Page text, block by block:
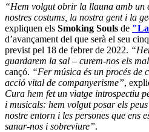
“Hem volgut obrir la llauna amb un
nostres costums, la nostra gent i la
expliquen els Smoking Souls de
d’avançament del que serà el seu
previst pel 18 de febrer de 2022.
guardarem la sal – curem-nos els
cançó. “Fer música és un procés de
acció vital de companyerisme”,
Cura hem fet un viatge introspectiu
i musicals: hem volgut posar els
nostre entorn i les persones que ens
sanar-nos i sobreviure”.